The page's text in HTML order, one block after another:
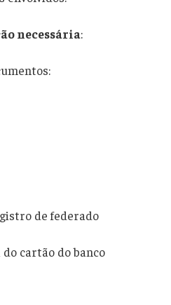
necessária:
de federado
cartão do banco